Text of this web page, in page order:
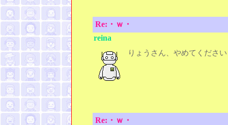
Re:・ｗ・
reina
りょうさん、やめてくださ
Re:・ｗ・